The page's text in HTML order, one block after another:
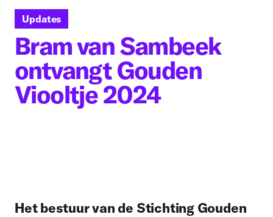
Updates
Bram van Sambeek
ontvangt Gouden
Viooltje 2024
Het bestuur van de Stichting Gouden